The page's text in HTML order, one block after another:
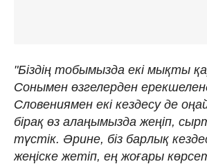
"Біздің тобымызда екі мықты
Сонымен өзгелерден
Словениямен екі кездесу де
бірақ өз алаңымызда жеңіп,
түстік. Әрине, біз барлық
жеңіске жетіп, ең жоғары